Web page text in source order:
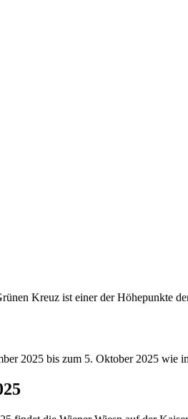
Kreuz ist einer der Höhepunkte
2025 bis zum 5. Oktober 2025 wie